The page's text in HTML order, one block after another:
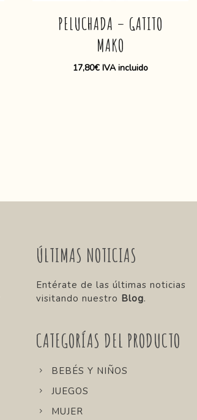
PELUCHADA – GATITO
MAKO
17,80€ IVA incluido
ÚLTIMAS NOTICIAS
Entérate de las últimas noticias
visitando nuestro Blog.
CATEGORÍAS DEL PRODUCTO
BEBÉS Y NIÑOS
JUEGOS
MUJER